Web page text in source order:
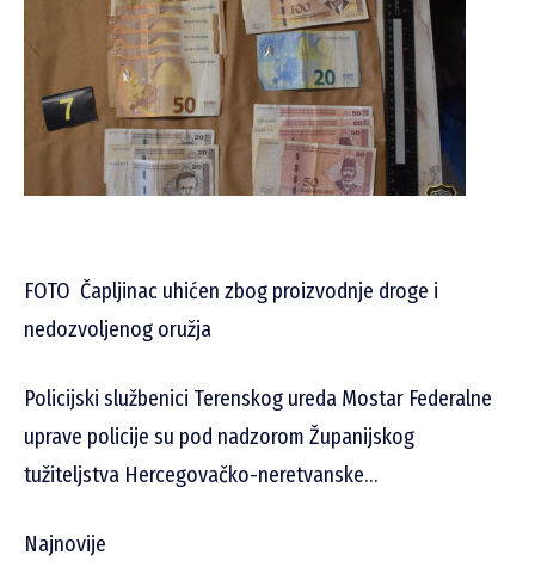
FOTO Čapljinac uhićen zbog proizvodnje droge i
nedozvoljenog oružja
Policijski službenici Terenskog ureda Mostar Federalne
uprave policije su pod nadzorom Županijskog
tužiteljstva Hercegovačko-neretvanske…
Najnovije